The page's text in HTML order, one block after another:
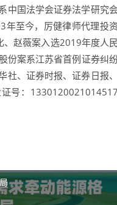
国法学会证券法学研究
年至今，厉健律师代理投资
、赵薇案入选2019年度人民
份案系江苏省首例证券纠
、证券时报、证券日报、
号：1330120021014517